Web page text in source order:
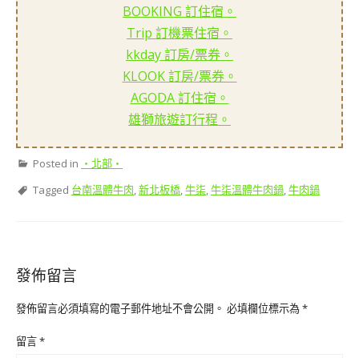
BOOKING 訂住宿。
Trip 訂機票住宿。
kkday 訂房/票券。
KLOOK 訂房/票券。
AGODA 訂住宿。
雄獅旅遊訂行程。
Posted in ‧北部‧
Tagged 台南溫體牛肉,新北板橋,牛柒,牛柒溫體牛肉鍋,牛肉鍋
發佈留言
發佈留言必須填寫的電子郵件地址不會公開。 必填欄位標示為*
留言*